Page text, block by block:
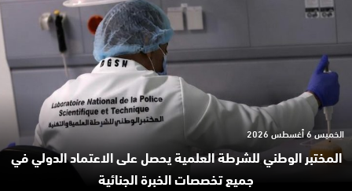
المختبر الوطني للشرطة العلمية يحصل على الاعتماد الدولي في
جميع تخصصات الخبرة الجنائية
الخميس 6 أغسطس 2026